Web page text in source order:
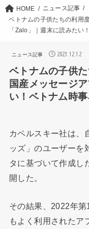
HOME
ニュース記事
ベトナムの子供たちの利用
「Zalo」｜週末に読みたい
ニュース記事 2023.12.12
ベトナムの子供
国産メッセージ
い！ベトナム時
カペルスキー社は、
ッズ」のユーザーを
タに基づいて作成し
開した。
その結果、2022年
もよく利用されたア